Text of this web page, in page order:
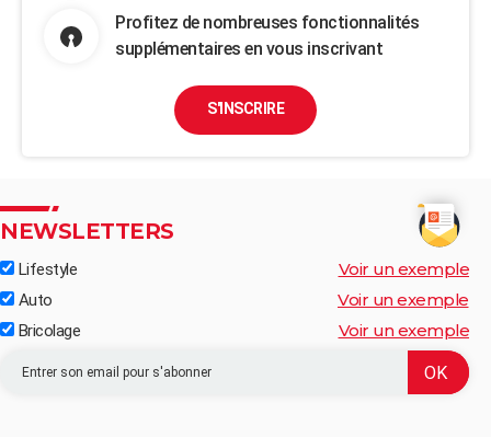
Profitez de nombreuses fonctionnalités
supplémentaires en vous inscrivant
S'INSCRIRE
NEWSLETTERS
Lifestyle Voir un exemple
Auto Voir un exemple
Bricolage Voir un exemple